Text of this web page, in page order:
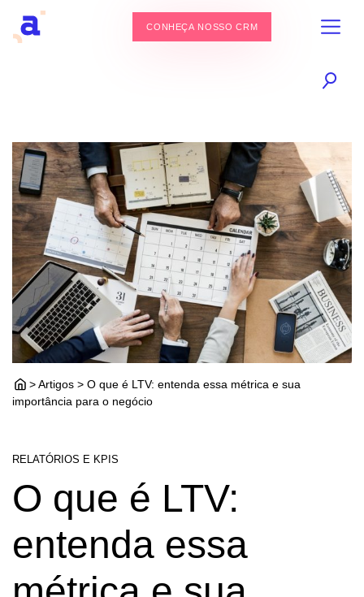
CONHEÇA NOSSO CRM
> Artigos > O que é LTV: entenda essa métrica e sua
importância para o negócio
RELATÓRIOS E KPIS
O que é LTV:
entenda essa